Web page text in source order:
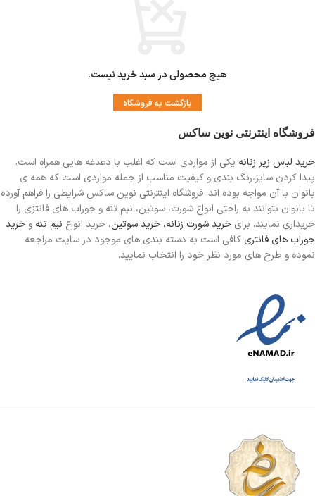
هیچ محصولی در سبد خرید نیست.
بازگشت به فروشگاه
فروشگاه اینترنتی نوین ساکس
خرید لباس زیر زنانه یکی از مواردی است که اغلب با دغدغه هایی همراه است.
پیدا کردن سایز،رنگ بندی و کیفیت مناسب از جمله مواردی است که همه ی
بانوان با آن مواجه بوده اند. فروشگاه اینترنتی نوین ساکس شرایطی را فراهم آورده
تا بانوان بتوانند به راحتی انواع شورت، سوتین، نیم تنه و جوراب های فانتزی را
خریداری نمایند. برای خرید شورت زنانه، خرید سوتین، خرید انواع نیم تنه و خرید
جوراب های فانتری کافی است به دسته بندی های موجود در سایت مراجعه
نموده و طرح های مورد نظر خود را انتخاب نمایید.